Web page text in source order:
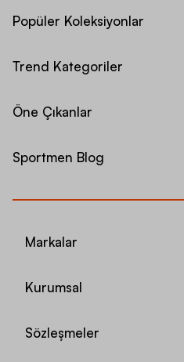
Popüler Koleksiyonlar
Trend Kategoriler
Öne Çıkanlar
Sportmen Blog
Markalar
Kurumsal
Sözleşmeler